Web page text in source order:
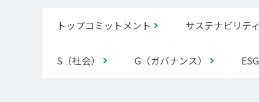
トップコミットメント サステナビリテ
S（社会） G（ガバナンス）